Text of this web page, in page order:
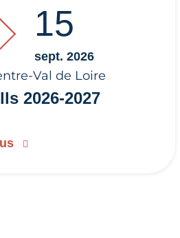
2026-2027
15
sept. 2026
Val de Loire